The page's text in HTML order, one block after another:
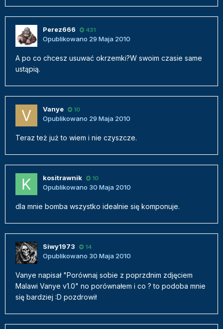
Perez666 431
Opublikowano 29 Maja 2010
A po co chcesz usuwać okrzemki?W swoim czasie same
ustąpią.
Vanye 10
Opublikowano 29 Maja 2010
Teraz też już to wiem i nie czyszcze.
kositrawnik 10
Opublikowano 30 Maja 2010
dla mnie bomba wszystko idealnie się komponuje.
Siwy1973 14
Opublikowano 30 Maja 2010
Vanye napisał "Porównaj sobie z poprzdnim zdjęciem
Malawi Vanye v1.0" no porównałem i co ? to podoba mnie
się bardziej :D pozdrowił